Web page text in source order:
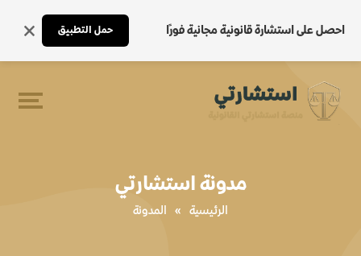
احصل على استشارة قانونية مجانية فورًا حمل التطبيق
مدونة استشارتي
الرئيسية » المدونة